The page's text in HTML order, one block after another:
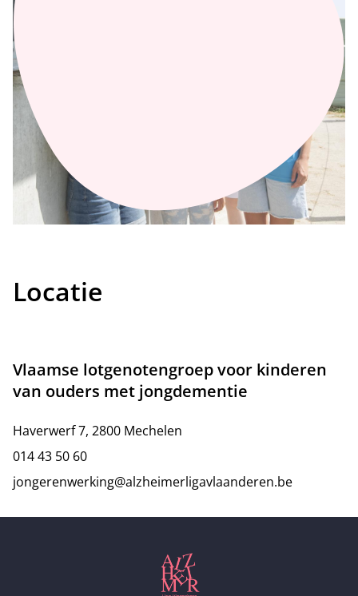
Locatie
Vlaamse lotgenotengroep voor kinderen
van ouders met jongdementie
Haverwerf 7, 2800 Mechelen
014 43 50 60
jongerenwerking@alzheimerligavlaanderen.be